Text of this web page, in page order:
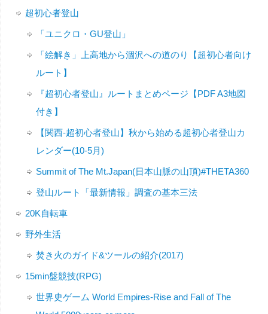
超初心者登山
「ユニクロ・GU登山」
「絵解き」上高地から涸沢への道のり【超初心者向け
ルート】
『超初心者登山』ルートまとめページ【PDF A3地図
付き】
【関西-超初心者登山】秋から始める超初心者登山カ
レンダー(10-5月)
Summit of The Mt.Japan(日本山脈の山頂)#THETA360
登山ルート「最新情報」調査の基本三法
20K自転車
野外生活
焚き火のガイド&ツールの紹介(2017)
15min盤競技(RPG)
世界史ゲーム World Empires-Rise and Fall of The